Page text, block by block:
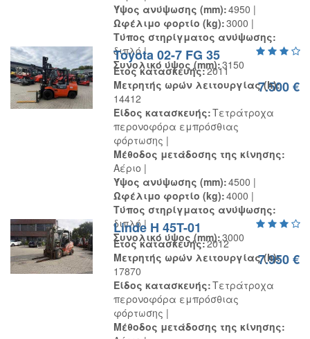
Ύψος ανύψωσης (mm) 4950
Ωφέλιμο φορτίο (kg) 3000
Τύπος στηρίγματος ανύψωσης
διπλό
Συνολικό ύψος (mm) 3150
7.500 €
Toyota 02-7 FG 35
Έτος κατασκευής 2011
Μετρητής ωρών λειτουργίας (h)
14412
Είδος κατασκευής Τετράτροχα
περονοφόρα εμπρόσθιας
φόρτωσης
Μέθοδος μετάδοσης της κίνησης
Αέριο
Ύψος ανύψωσης (mm) 4500
Ωφέλιμο φορτίο (kg) 4000
Τύπος στηρίγματος ανύψωσης
διπλό
Συνολικό ύψος (mm) 3000
7.950 €
Linde H 45T-01
Έτος κατασκευής 2012
Μετρητής ωρών λειτουργίας (h)
17870
Είδος κατασκευής Τετράτροχα
περονοφόρα εμπρόσθιας
φόρτωσης
Μέθοδος μετάδοσης της κίνησης